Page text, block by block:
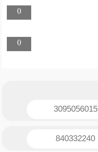
0
0
3095056015
840332240